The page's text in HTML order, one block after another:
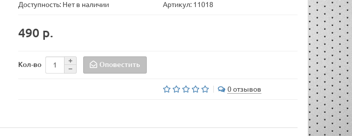
Доступность: Нет в наличии
Артикул: 11018
490 р.
Кол-во Оповестить
0 отзывов